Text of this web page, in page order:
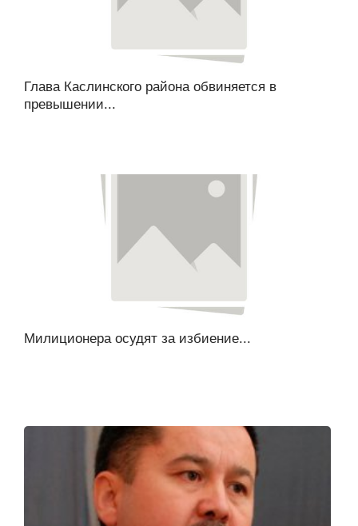
Глава Каслинского района обвиняется в
превышении...
Милиционера осудят за избиение...